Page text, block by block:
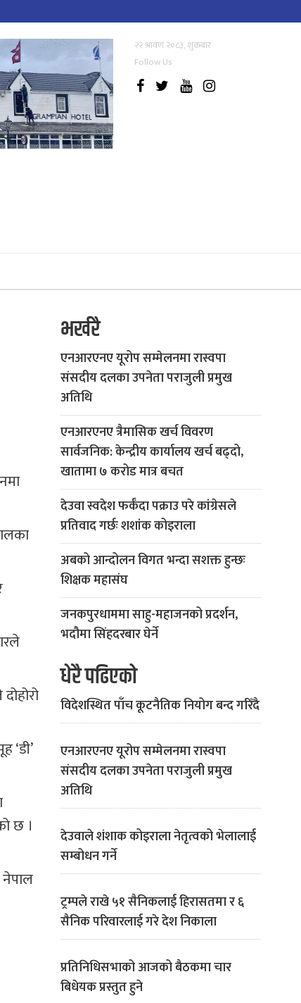
२२ श्रावण २०८३, शुक्रबार
Follow Us
छ ।
भर्खरै
एनआरएनए यूरोप सम्मेलनमा रास्वपा
संसदीय दलका उपनेता पराजुली प्रमुख
अतिथि
एनआरएनए त्रैमासिक खर्च विवरण
सार्वजनिक: केन्द्रीय कार्यालय खर्च बढ्दो,
खातामा ७ करोड मात्र बचत
देउवा स्वदेश फर्कँदा पक्राउ परे कांग्रेसले
प्रतिवाद गर्छः शशांक कोइराला
अबको आन्दोलन विगत भन्दा सशक्त हुन्छः
शिक्षक महासंघ
जनकपुरधाममा साहु-महाजनको प्रदर्शन,
भदौमा सिंहदरबार घेर्ने
धेरै पढिएको
विदेशस्थित पाँच कूटनैतिक नियोग बन्द गरिँदै
एनआरएनए यूरोप सम्मेलनमा रास्वपा
संसदीय दलका उपनेता पराजुली प्रमुख
अतिथि
देउवाले शंशाक कोइराला नेतृत्वको भेलालाई
सम्बोधन गर्ने
ट्रम्पले राखे ५१ सैनिकलाई हिरासतमा र ६
सैनिक परिवारलाई गरे देश निकाला
प्रतिनिधिसभाको आजको बैठकमा चार
बिधेयक प्रस्तुत हुने